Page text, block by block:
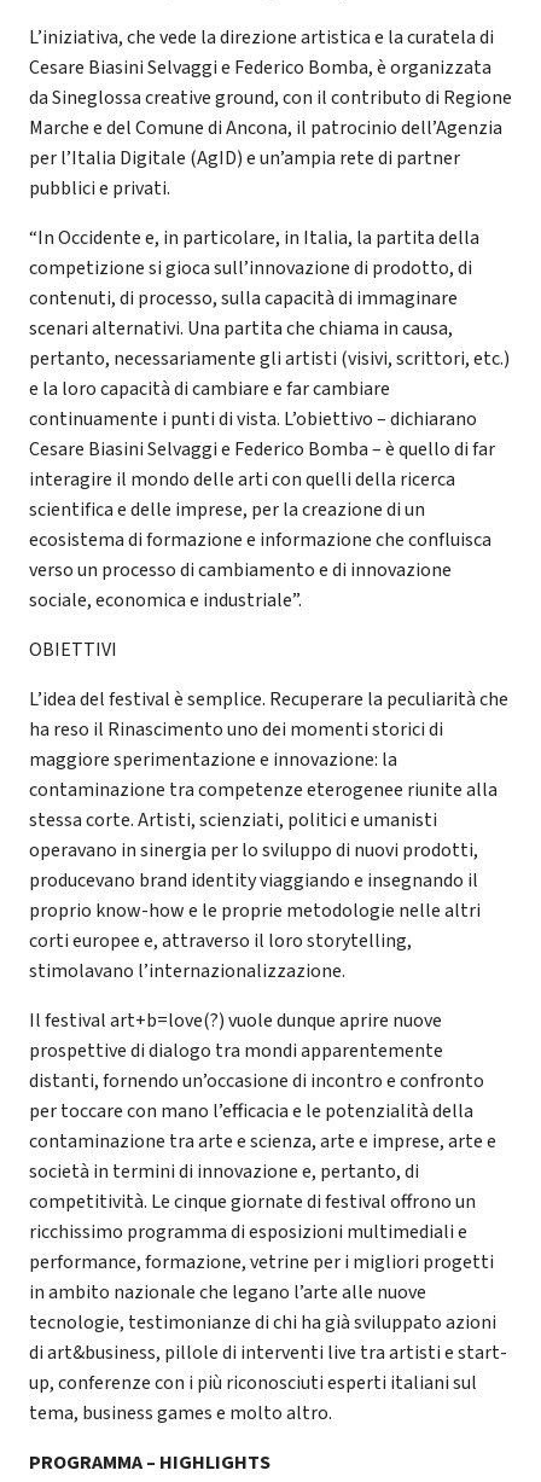
L’iniziativa, che vede la direzione artistica e la curatela di
Cesare Biasini Selvaggi e Federico Bomba, è organizzata
da Sineglossa creative ground, con il contributo di Regione
Marche e del Comune di Ancona, il patrocinio dell’Agenzia
per l’Italia Digitale (AgID) e un’ampia rete di partner
pubblici e privati.
“In Occidente e, in particolare, in Italia, la partita della
competizione si gioca sull’innovazione di prodotto, di
contenuti, di processo, sulla capacità di immaginare
scenari alternativi. Una partita che chiama in causa,
pertanto, necessariamente gli artisti (visivi, scrittori, etc.)
e la loro capacità di cambiare e far cambiare
continuamente i punti di vista. L’obiettivo – dichiarano
Cesare Biasini Selvaggi e Federico Bomba – è quello di far
interagire il mondo delle arti con quelli della ricerca
scientifica e delle imprese, per la creazione di un
ecosistema di formazione e informazione che confluisca
verso un processo di cambiamento e di innovazione
sociale, economica e industriale”.
OBIETTIVI
L’idea del festival è semplice. Recuperare la peculiarità che
ha reso il Rinascimento uno dei momenti storici di
maggiore sperimentazione e innovazione: la
contaminazione tra competenze eterogenee riunite alla
stessa corte. Artisti, scienziati, politici e umanisti
operavano in sinergia per lo sviluppo di nuovi prodotti,
producevano brand identity viaggiando e insegnando il
proprio know-how e le proprie metodologie nelle altri
corti europee e, attraverso il loro storytelling,
stimolavano l’internazionalizzazione.
Il festival art+b=love(?) vuole dunque aprire nuove
prospettive di dialogo tra mondi apparentemente
distanti, fornendo un’occasione di incontro e confronto
per toccare con mano l’efficacia e le potenzialità della
contaminazione tra arte e scienza, arte e imprese, arte e
società in termini di innovazione e, pertanto, di
competitività. Le cinque giornate di festival offrono un
ricchissimo programma di esposizioni multimediali e
performance, formazione, vetrine per i migliori progetti
in ambito nazionale che legano l’arte alle nuove
tecnologie, testimonianze di chi ha già sviluppato azioni
di art&business, pillole di interventi live tra artisti e start-
up, conferenze con i più riconosciuti esperti italiani sul
tema, business games e molto altro.
PROGRAMMA – HIGHLIGHTS